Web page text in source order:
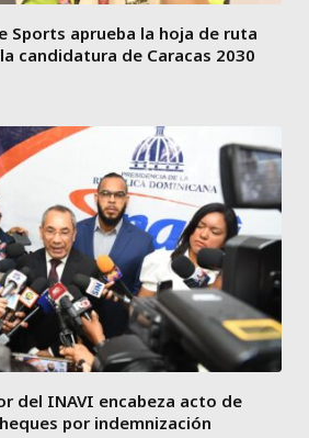
Sports aprueba la hoja de ruta
candidatura de Caracas 2030
del INAVI encabeza acto de
por indemnización